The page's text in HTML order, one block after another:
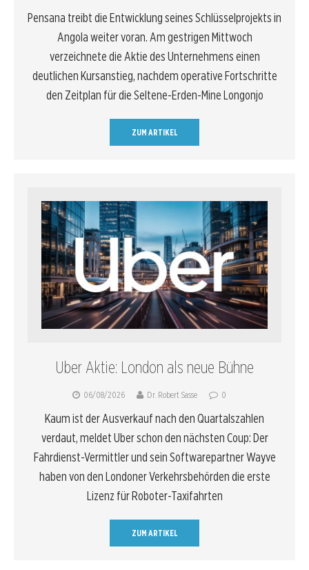
Pensana treibt die Entwicklung seines Schlüsselprojekts in
Angola weiter voran. Am gestrigen Mittwoch
verzeichnete die Aktie des Unternehmens einen
deutlichen Kursanstieg, nachdem operative Fortschritte
den Zeitplan für die Seltene-Erden-Mine Longonjo
ZUM ARTIKEL
Uber Aktie: London als neue Bühne
06/08/2026 Dr. Robert Sasse 0
Kaum ist der Ausverkauf nach den Quartalszahlen
verdaut, meldet Uber schon den nächsten Coup: Der
Fahrdienst-Vermittler und sein Softwarepartner Wayve
haben von den Londoner Verkehrsbehörden die erste
Lizenz für Roboter-Taxifahrten
ZUM ARTIKEL